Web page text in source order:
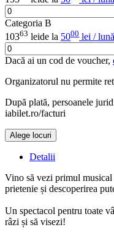
Categoria B
10363 leide la 5000 lei / lună
Dacă ai un cod de voucher,
Organizatorul nu permite
După plată, persoanele
iabilet.ro/facturi
Alege locuri
Detalii
Vino să vezi primul musical
prietenie și descoperirea
Un spectacol pentru toate
râzi și să visezi!